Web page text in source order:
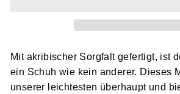
Mit akribischer Sorgfalt gefertigt, ist
ein Schuh wie kein anderer. Dieses
unserer leichtesten überhaupt und